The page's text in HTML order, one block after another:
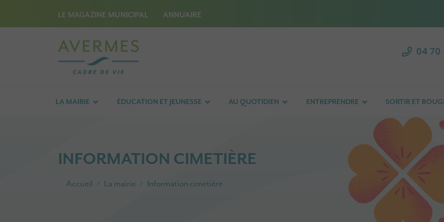
LE MAGAZINE MUNICIPAL ANNUAIRE
04 70
LA MAIRIE ÉDUCATION ET JEUNESSE AU QUOTIDIEN ENTREPRENDRE SORTIR ET
INFORMATION CIMETIÈRE
Accueil La mairie Information cimetière